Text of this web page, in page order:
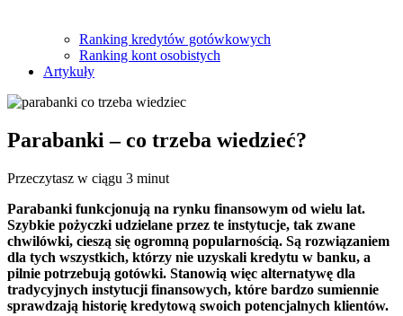
Ranking kredytów gotówkowych
Ranking kont osobistych
Artykuły
Parabanki – co trzeba wiedzieć?
Przeczytasz w ciągu 3 minut
Parabanki funkcjonują na rynku finansowym od wielu lat.
Szybkie pożyczki udzielane przez te instytucje, tak zwane
chwilówki, cieszą się ogromną popularnością. Są rozwiązaniem
dla tych wszystkich, którzy nie uzyskali kredytu w banku, a
pilnie potrzebują gotówki. Stanowią więc alternatywę dla
tradycyjnych instytucji finansowych, które bardzo sumiennie
sprawdzają historię kredytową swoich potencjalnych klientów.